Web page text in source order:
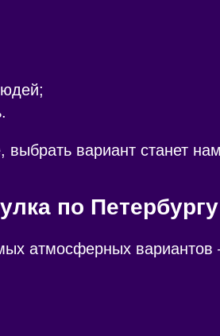
выбрать вариант станет
по Петербургу
атмосферных вариантов